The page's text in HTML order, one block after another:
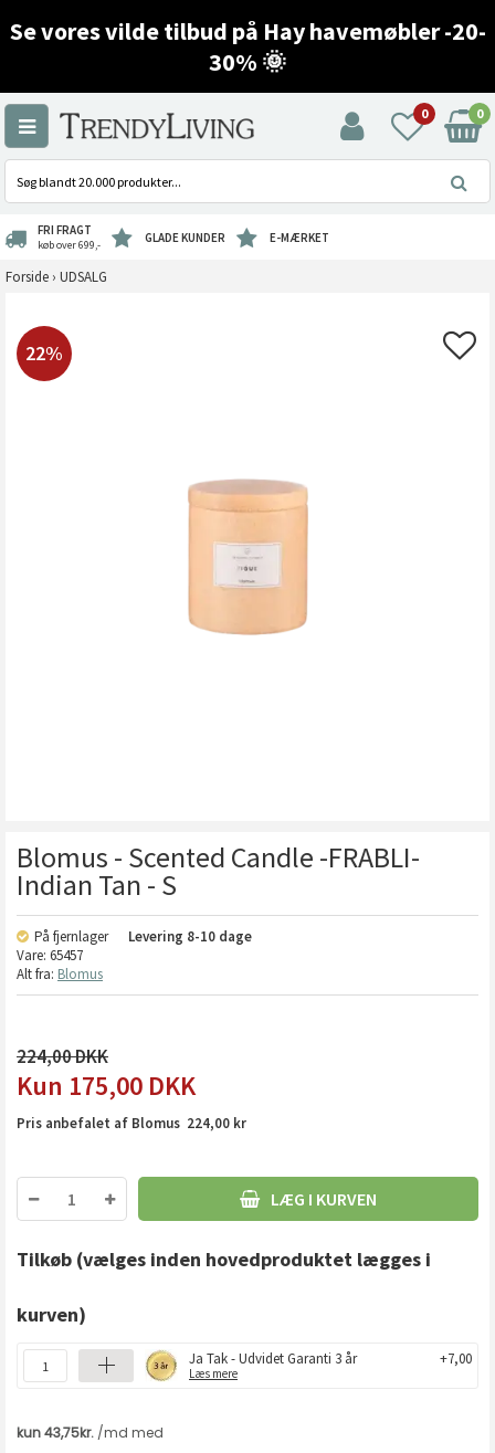
Se vores vilde tilbud på Hay havemøbler -20-
30% 🌞
0 0
FRI FRAGT
køb over 699,- GLADE KUNDER E-MÆRKET
Forside › UDSALG
22%
Blomus - Scented Candle -FRABLI-
Indian Tan - S
På fjernlager Levering 8-10 dage
Vare: 65457
Alt fra: Blomus
224,00
175,00 DKK
Pris anbefalet af Blomus 224,00 kr
LÆG I KURVEN
Tilkøb (vælges inden hovedproduktet lægges i
kurven)
Ja Tak - Udvidet Garanti 3 år
Læs mere
+7,00